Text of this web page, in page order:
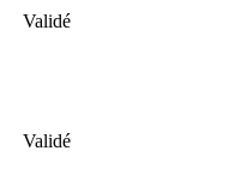
Validé
Validé